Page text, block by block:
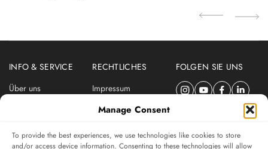
Manage Consent
To provide the best experiences, we use technologies like cookies to store
and/or access device information. Consenting to these technologies will allow
INFO & SERVICE
Über uns
RECHTLICHES
Impressum
Datenschutzerklärung
FOLGEN SIE UNS
ABONNIEREN SIE DEN SWISSWATCHES NEWSLETTER